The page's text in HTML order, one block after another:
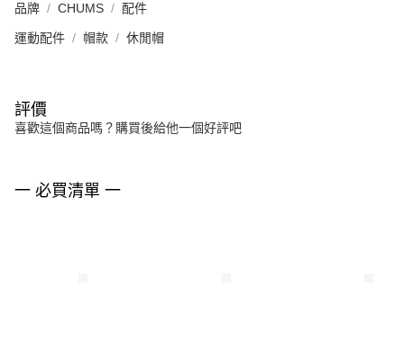
品牌 CHUMS 配件
運動配件 帽款 休閒帽
評價
喜歡這個商品嗎？購買後給他一個好評吧
一 必買清單 一